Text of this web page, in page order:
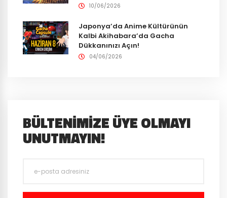
10/06/2026
Japonya’da Anime Kültürünün
Kalbi Akihabara’da Gacha
Dükkanınızı Açın!
04/06/2026
BÜLTENIMIZE ÜYE OLMAYI
UNUTMAYIN!